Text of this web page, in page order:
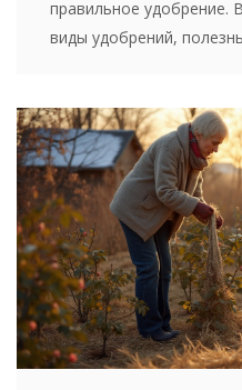
правильное удобрение.
виды удобрений,